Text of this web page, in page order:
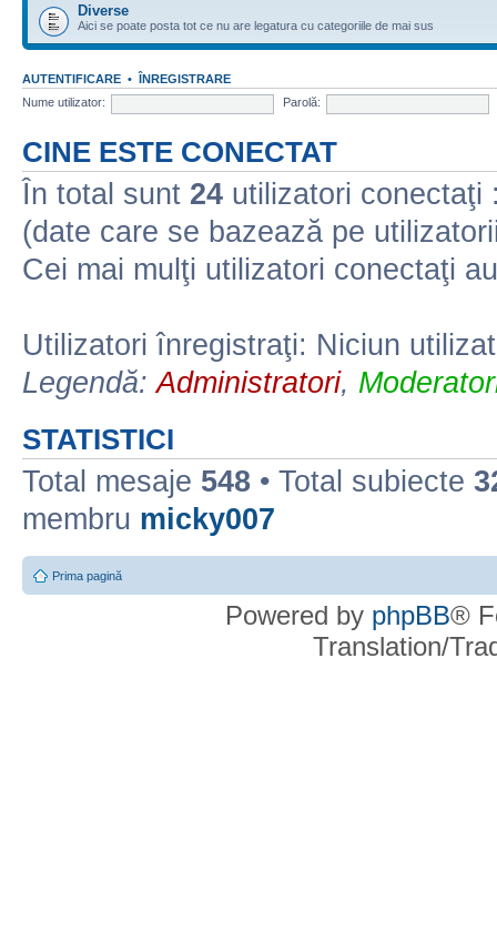
Diverse
Aici se poate posta tot ce nu are legatura cu categoriile de mai sus
AUTENTIFICARE • ÎNREGISTRARE
Nume utilizator:
Parolă:
CINE ESTE CONECTAT
În total sunt 24 utilizatori conectaţi
(date care se bazează pe
Cei mai mulţi utilizatori conectaţi
Utilizatori înregistraţi: Niciun
Legendă:Administratori,
STATISTICI
Total mesaje 548 • Total subiecte
membru micky007
Prima pagină
Powered by phpBB®
Translation/